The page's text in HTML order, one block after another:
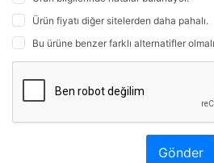
Ürün fiyatı diğer sitelerden daha pahalı.
Bu ürüne benzer farklı alternatifler
Gönder